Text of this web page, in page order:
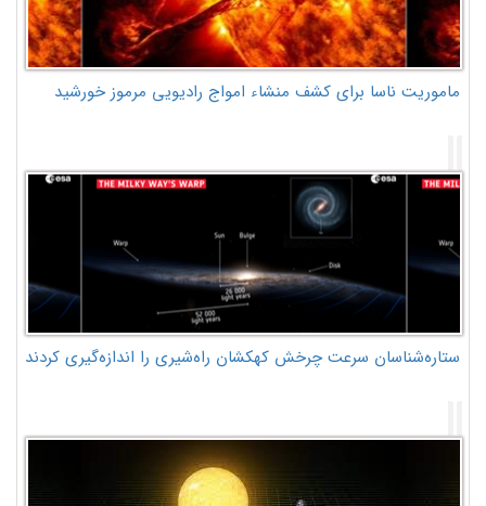
ماموریت ناسا برای کشف منشاء امواج رادیویی مرموز خورشید
ستاره‌شناسان سرعت چرخش کهکشان راه‌شیری را اندازه‌گیری کردند